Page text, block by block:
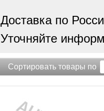
Доставка по
Уточняйте
Сортировать товары по